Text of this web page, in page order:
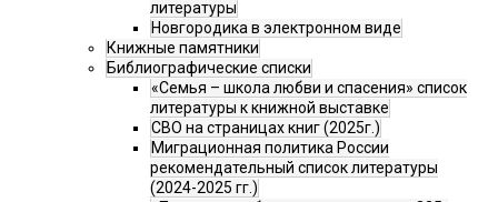
литературы
Новгородика в электронном виде
Книжные памятники
Библиографические списки
«Семья – школа любви и спасения» список
литературы к книжной выставке
СВО на страницах книг (2025г.)
Миграционная политика России
рекомендательный список литературы
(2024-2025 гг.)